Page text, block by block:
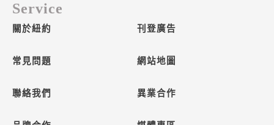
Service
關於紐約
常見問題
聯絡我們
刊登廣告
網站地圖
異業合作